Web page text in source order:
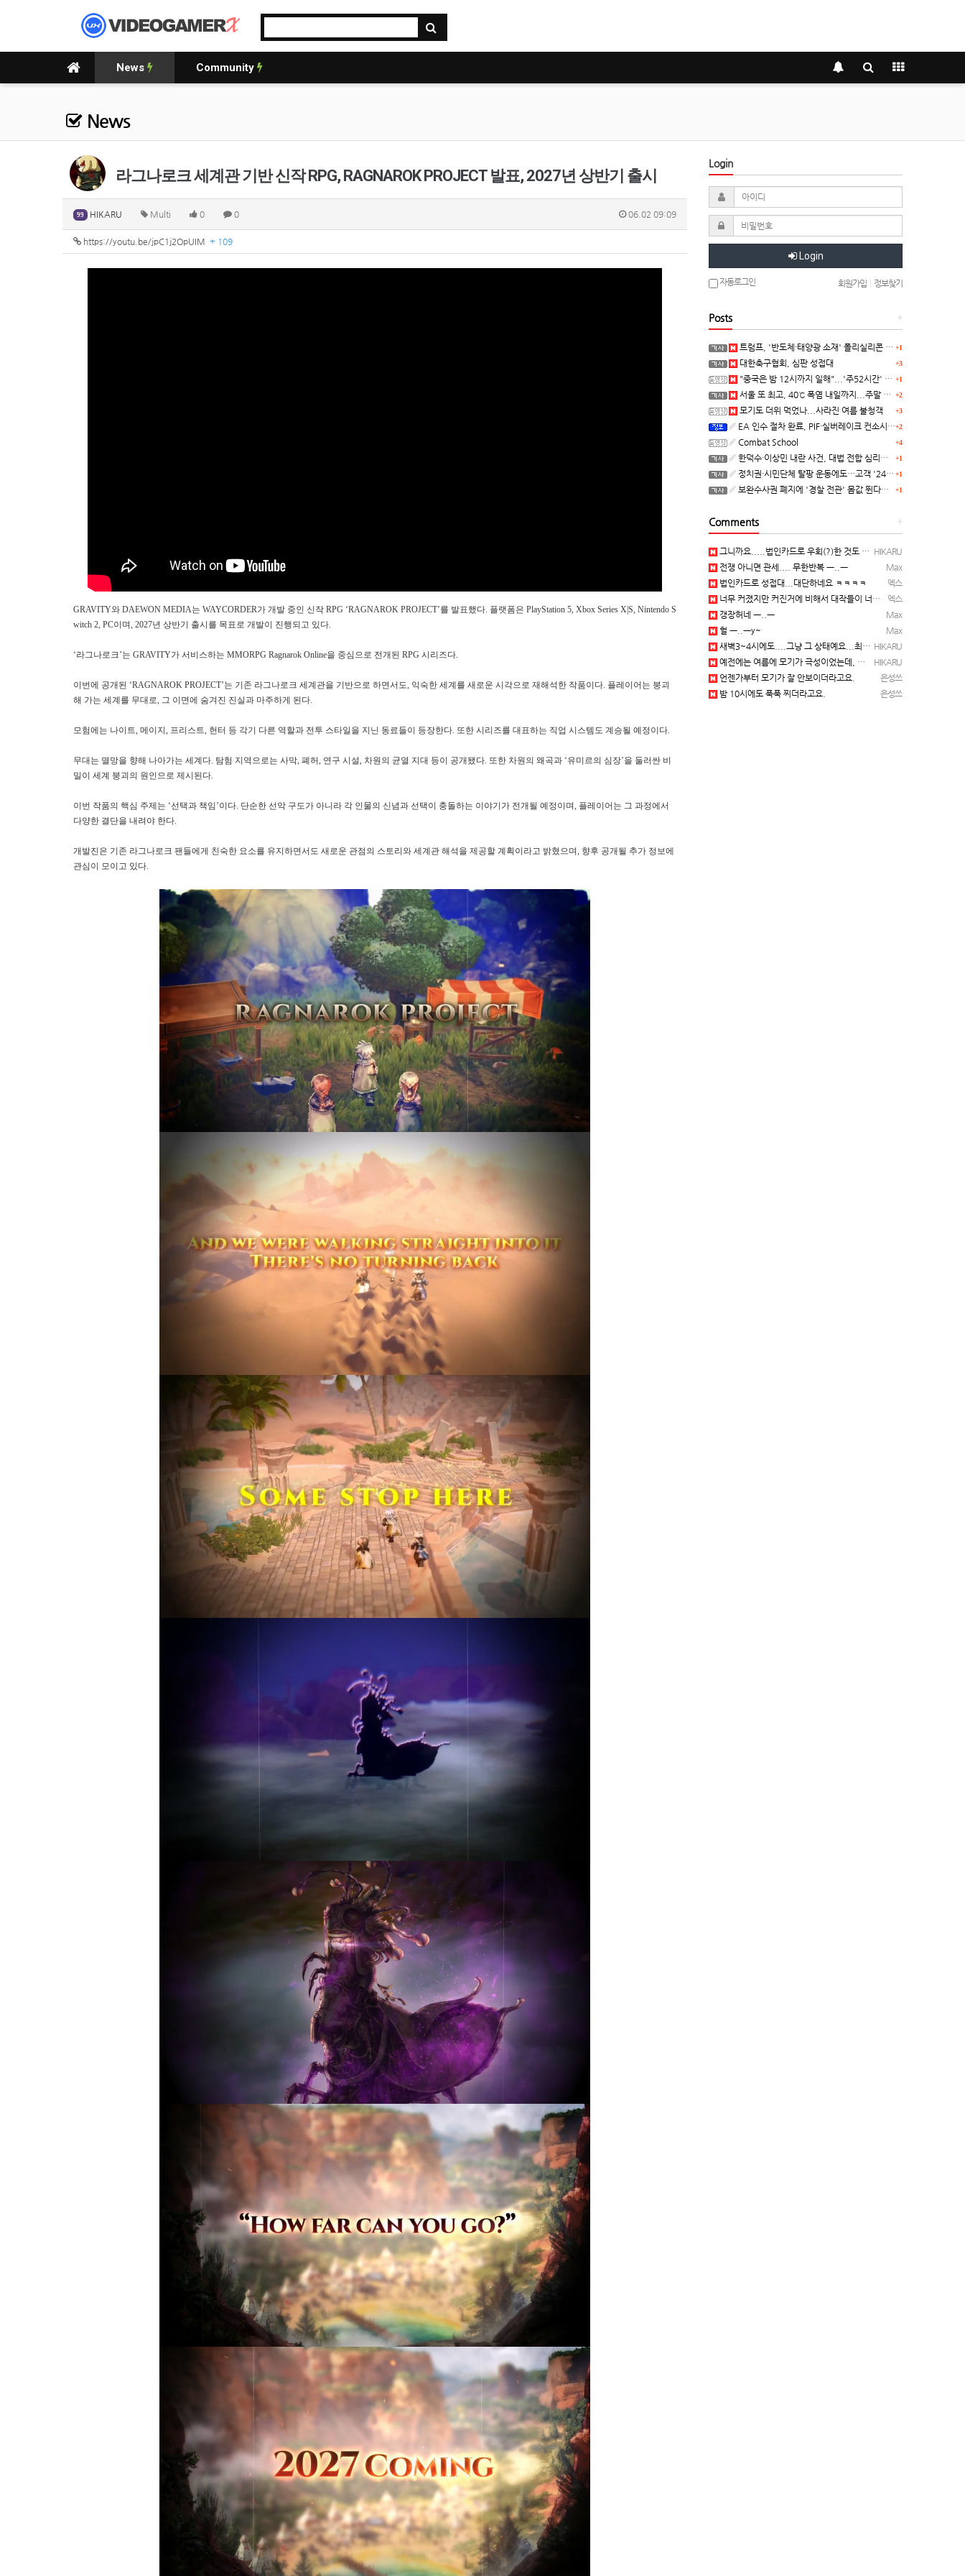
News Community
News
라그나로크 세계관 기반 신작 RPG, RAGNAROK PROJECT 발표, 2027년 상반기 출시
99 HIKARU Multi 0 0 06.02 09:09
https://youtu.be/jpC1j2OpUIM + 109
GRAVITY와 DAEWON MEDIA는 WAYCORDER가 개발 중인 신작 RPG ‘RAGNAROK PROJECT’를 발표했다. 플랫폼은 PlayStation 5, Xbox Series X|S, Nintendo S
witch 2, PC이며, 2027년 상반기 출시를 목표로 개발이 진행되고 있다.
‘라그나로크’는 GRAVITY가 서비스하는 MMORPG Ragnarok Online을 중심으로 전개된 RPG 시리즈다.
이번에 공개된 ‘RAGNAROK PROJECT’는 기존 라그나로크 세계관을 기반으로 하면서도, 익숙한 세계를 새로운 시각으로 재해석한 작품이다. 플레이어는 붕괴
해 가는 세계를 무대로, 그 이면에 숨겨진 진실과 마주하게 된다.
모험에는 나이트, 메이지, 프리스트, 헌터 등 각기 다른 역할과 전투 스타일을 지닌 동료들이 등장한다. 또한 시리즈를 대표하는 직업 시스템도 계승될 예정이다.
무대는 멸망을 향해 나아가는 세계다. 탐험 지역으로는 사막, 폐허, 연구 시설, 차원의 균열 지대 등이 공개됐다. 또한 차원의 왜곡과 ‘유미르의 심장’을 둘러싼 비
밀이 세계 붕괴의 원인으로 제시된다.
이번 작품의 핵심 주제는 ‘선택과 책임’이다. 단순한 선악 구도가 아니라 각 인물의 신념과 선택이 충돌하는 이야기가 전개될 예정이며, 플레이어는 그 과정에서
다양한 결단을 내려야 한다.
개발진은 기존 라그나로크 팬들에게 친숙한 요소를 유지하면서도 새로운 관점의 스토리와 세계관 해석을 제공할 계획이라고 밝혔으며, 향후 공개될 추가 정보에
관심이 모이고 있다.
Login
Login
자동로그인 회원가입 정보찾기
+
Posts
+1
트럼프, '반도체·태양광 소재' 폴리실리콘 파생 제품에 15% 관세...한국 기업도 영향
+3
대한축구협회, 심판 성접대
+1
"중국은 밤 12시까지 일해"...'주52시간' 손볼까
+2
서울 또 최고, 40℃ 폭염 내일까지...주말 동쪽 비바람
+3
모기도 더위 먹었나...사라진 여름 불청객
+2
EA 인수 절차 완료, PIF·실버레이크 컨소시엄 산하 편입
+4
Combat School
+1
한덕수·이상민 내란 사건, 대법 전합 심리…"역사적 사법평가"(종합)
+1
정치권·시민단체 탈팡 운동에도…고객 '2470만명' 원상 회복, "고물가에 돌팡"
+1
보완수사권 폐지에 '경찰 전관' 몸값 뛴다…대형 로펌 영입전쟁
+
Comments
HIKARU
그니까요.....법인카드로 우회(?)한 것도 아니고, 대놓고...ㅋ ㅋ)
Max
전쟁 아니면 관세.... 무한반복 ㅡ..ㅡ
엑스
법인카드로 성접대...대단하네요 ㅋㅋㅋㅋ
엑스
너무 커졌지만 커진거에 비해서 대작들이 너무 줄었죠.........
Max
갱장허네 ㅡ..ㅡ
Max
헐 ㅡ..ㅡy~
HIKARU
새벽3~4시에도....그냥 그 상태예요...최근 1주일은....
HIKARU
예전에는 여름에 모기가 극성이었는데, 여름에는 안나오는 것 같은.....ㅎ ㅎ)
은성쓰
언젠가부터 모기가 잘 안보이더라고요.
은성쓰
밤 10시에도 푹푹 찌더라고요.